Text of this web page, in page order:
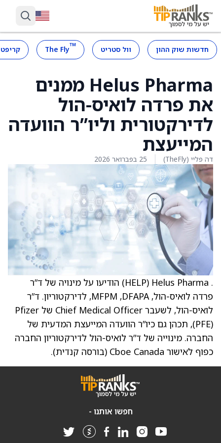
חדשות שוק ההון וול סטריט ™
The Fly
Helus Pharma ממנים
את פרדה לואיס-הול
לדירקטורית וליו”ר הוועדה
המייעצת
דה פליי (TheFly) 25 בפברואר 2026
. Helus Pharma ‏(HELP) הודיעו על מינויה של ד”ר
פרדה לואיס-הול, ‏DFAPA, ‏MFPM, לדירקטוריון. ד”ר
לואיס-הול, לשעבר Chief Medical Officer של Pfizer
‏(PFE), תכהן גם כיו”ר הוועדה המייעצת המדעית של
החברה. מינוייה של ד”ר לואיס-הול לדירקטוריון החברה
כפוף לאישור Cboe Canada (בורסה קנדית).
חפשו אותנו -